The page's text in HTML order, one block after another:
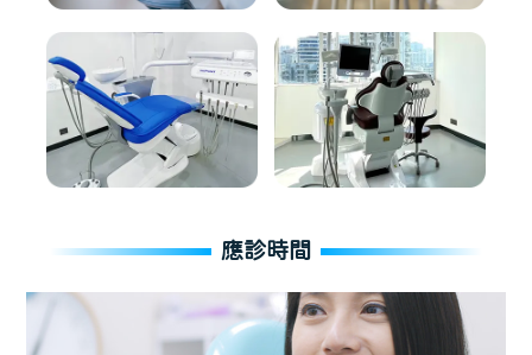
應診時間